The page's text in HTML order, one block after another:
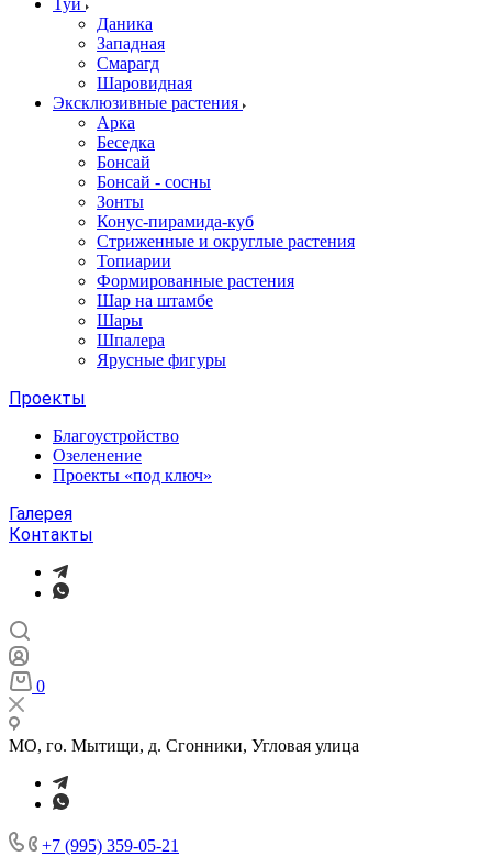
Туи
Даника
Западная
Смарагд
Шаровидная
Эксклюзивные растения
Арка
Беседка
Бонсай
Бонсай - сосны
Зонты
Конус-пирамида-куб
Стриженные и округлые растения
Топиарии
Формированные растения
Шар на штамбе
Шары
Шпалера
Ярусные фигуры
Проекты
Благоустройство
Озеленение
Проекты «под ключ»
Галерея
Контакты
0
МО, го. Мытищи, д. Сгонники, Угловая улица
+7 (995) 359-05-21